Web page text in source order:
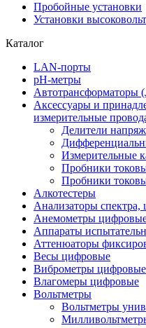
Пробойные установки
Установки
Каталог
LAN-порты
pH-метры
Автотрансформаторы
Аксессуары и
измерительные
Делители
Измерительные
Пробники
Пробники
Алкотестеры
Анализаторы спектра,
Анемометры
Аппараты
Аттенюаторы
Весы цифровые
Виброметры цифровые
Влагомеры цифровые
Вольтметры
Вольтметры